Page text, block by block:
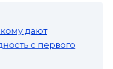
дают
с первого